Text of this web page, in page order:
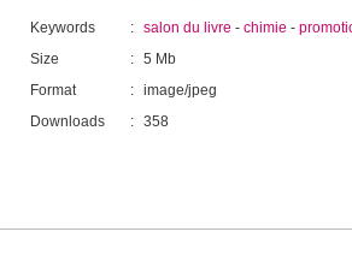
Keywords : salon du livre - chimie -
Size
: 5 Mb
Format
: image/jpeg
Downloads
: 358